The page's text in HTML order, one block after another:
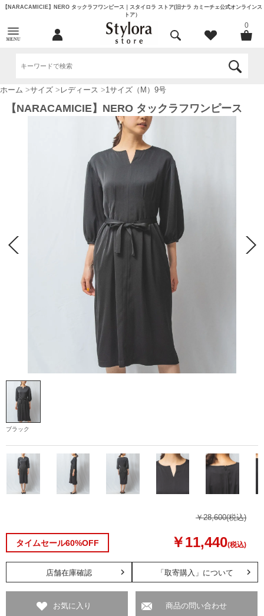
【NARACAMICIE】NERO タックラフワンピース｜スタイロラ ストア(旧ナラ カミーチェ公式オンラインス
トア）
0
ホーム >サイズ > レディース >1サイズ（M）9号
【NARACAMICIE】NERO タックラフワンピース
ブラック
￥28,600(税込)
タイムセール60%OFF ￥11,440(税込)
「取寄購入」について
店舗在庫確認
お気に入り 商品の問い合わせ